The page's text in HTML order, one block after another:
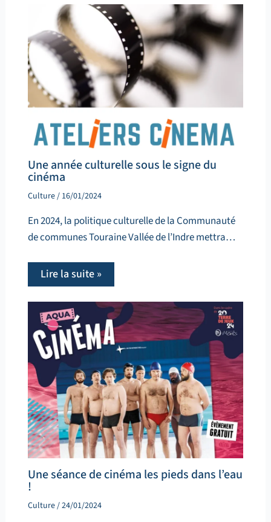
Une année culturelle sous le signe du
cinéma
Culture/ 16/01/2024
En 2024, la politique culturelle de la Communauté
de communes Touraine Vallée de l’Indre mettra…
Lire la suite »
Une séance de cinéma les pieds dans l’eau
!
Culture/24/01/2024